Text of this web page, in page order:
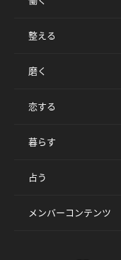
整える
磨く
恋する
暮らす
占う
メンバーコンテンツ